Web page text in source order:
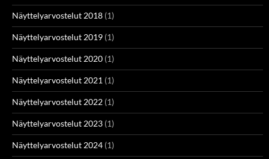
Näyttelyarvostelut 2018 (1)
Näyttelyarvostelut 2019 (1)
Näyttelyarvostelut 2020 (1)
Näyttelyarvostelut 2021 (1)
Näyttelyarvostelut 2022 (1)
Näyttelyarvostelut 2023 (1)
Näyttelyarvostelut 2024 (1)